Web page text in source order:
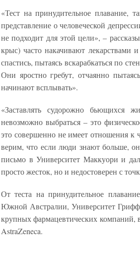
«Тест на принудительное плавание,
представление о человеческой
не подходит для этой цели», –
крыс) часто накачивают
спастись, пытаясь вскарабкаться по
Они яростно гребут, отчаянно
начинают всплывать».
«Заставлять судорожно бьющихся
невозможно выбраться – это
это совершенно не имеет отношения к
верим, что если люди знают больше,
письмо в Университет Маккуори и
просто жесток, но и недостоверен с
От теста на принудительное
Южной Австралии, Университет
крупных фармацевтических компаний,
AstraZeneca.